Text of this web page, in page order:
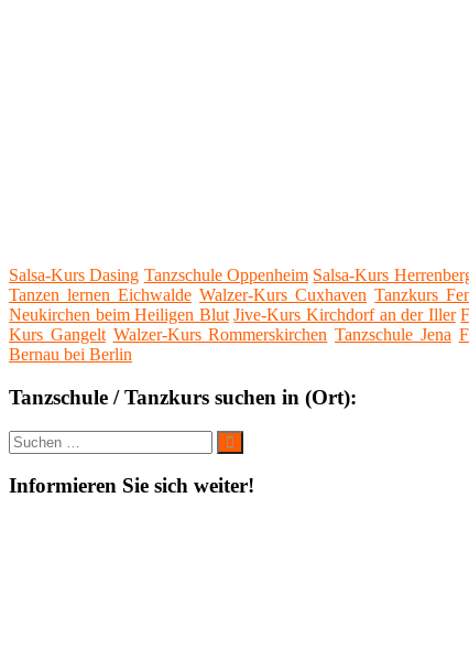
Salsa-Kurs Dasing Tanzschule Oppenheim Salsa-Kurs
Tanzen lernen Eichwalde Walzer-Kurs Cuxhaven Tanzkurs
Neukirchen beim Heiligen Blut Jive-Kurs Kirchdorf an der Iller
Kurs Gangelt Walzer-Kurs Rommerskirchen Tanzschule Jena
Bernau bei Berlin
Tanzschule / Tanzkurs suchen in (Ort):
Suche
nach:
Suchen
Informieren Sie sich weiter!